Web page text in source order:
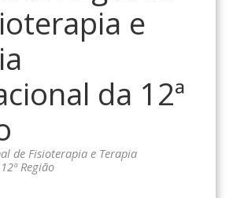
e
da 12ª
de Fisioterapia e Terapia
Região